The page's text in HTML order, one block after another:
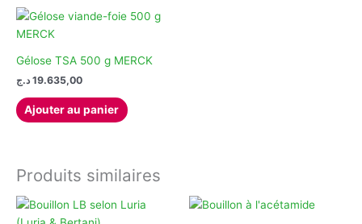
Gélose TSA 500 g MERCK
19.635,00 د.ج
Ajouter au panier
Produits similaires